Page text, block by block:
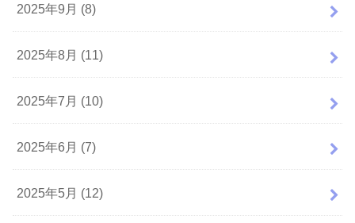
2025年9月 (8)
2025年8月 (11)
2025年7月 (10)
2025年6月 (7)
2025年5月 (12)